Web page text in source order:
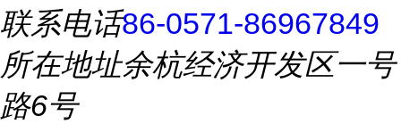
联系电话86-0571-86967849
所在地址余杭经济开发区一号
路6号